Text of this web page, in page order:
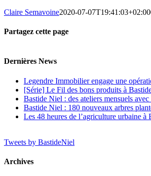
Claire Semavoine2020-07-07T19:41:03+02:00
Partagez cette page
Dernières News
Legendre Immobilier engage une
[Série] Le Fil des bons produits à
Bastide Niel : des ateliers mensuels avec
Bastide Niel : 180 nouveaux arbres
Les 48 heures de l’agriculture urbaine à
Tweets by BastideNiel
Archives